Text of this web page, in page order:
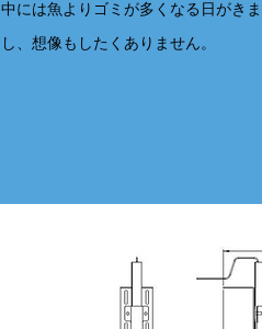
中には魚よりゴミが多くなる日がき
し、想像もしたくありません。